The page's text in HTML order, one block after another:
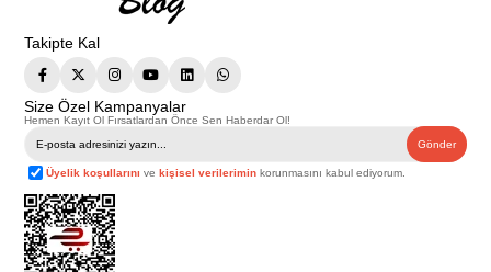
Takipte Kal
Size Özel Kampanyalar
Hemen Kayıt Ol Fırsatlardan Önce Sen Haberdar Ol!
Gönder
Üyelik koşullarını vekişisel verilerimin korunmasını kabul ediyorum.